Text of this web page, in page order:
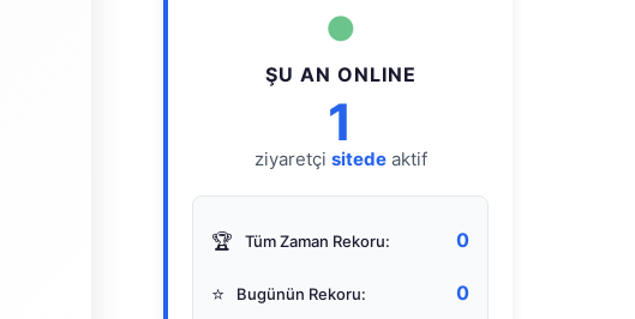
●
ŞU AN ONLINE
1
ziyaretçi sitedeaktif
🏆 Tüm Zaman Rekoru: 0
⭐ Bugünün Rekoru: 0